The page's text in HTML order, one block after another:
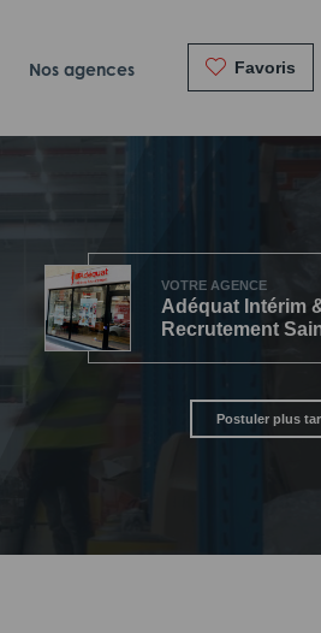
Nos agences Favoris
VOTRE AGENCE
Adéquat Intérim
Recrutement
Postuler plus